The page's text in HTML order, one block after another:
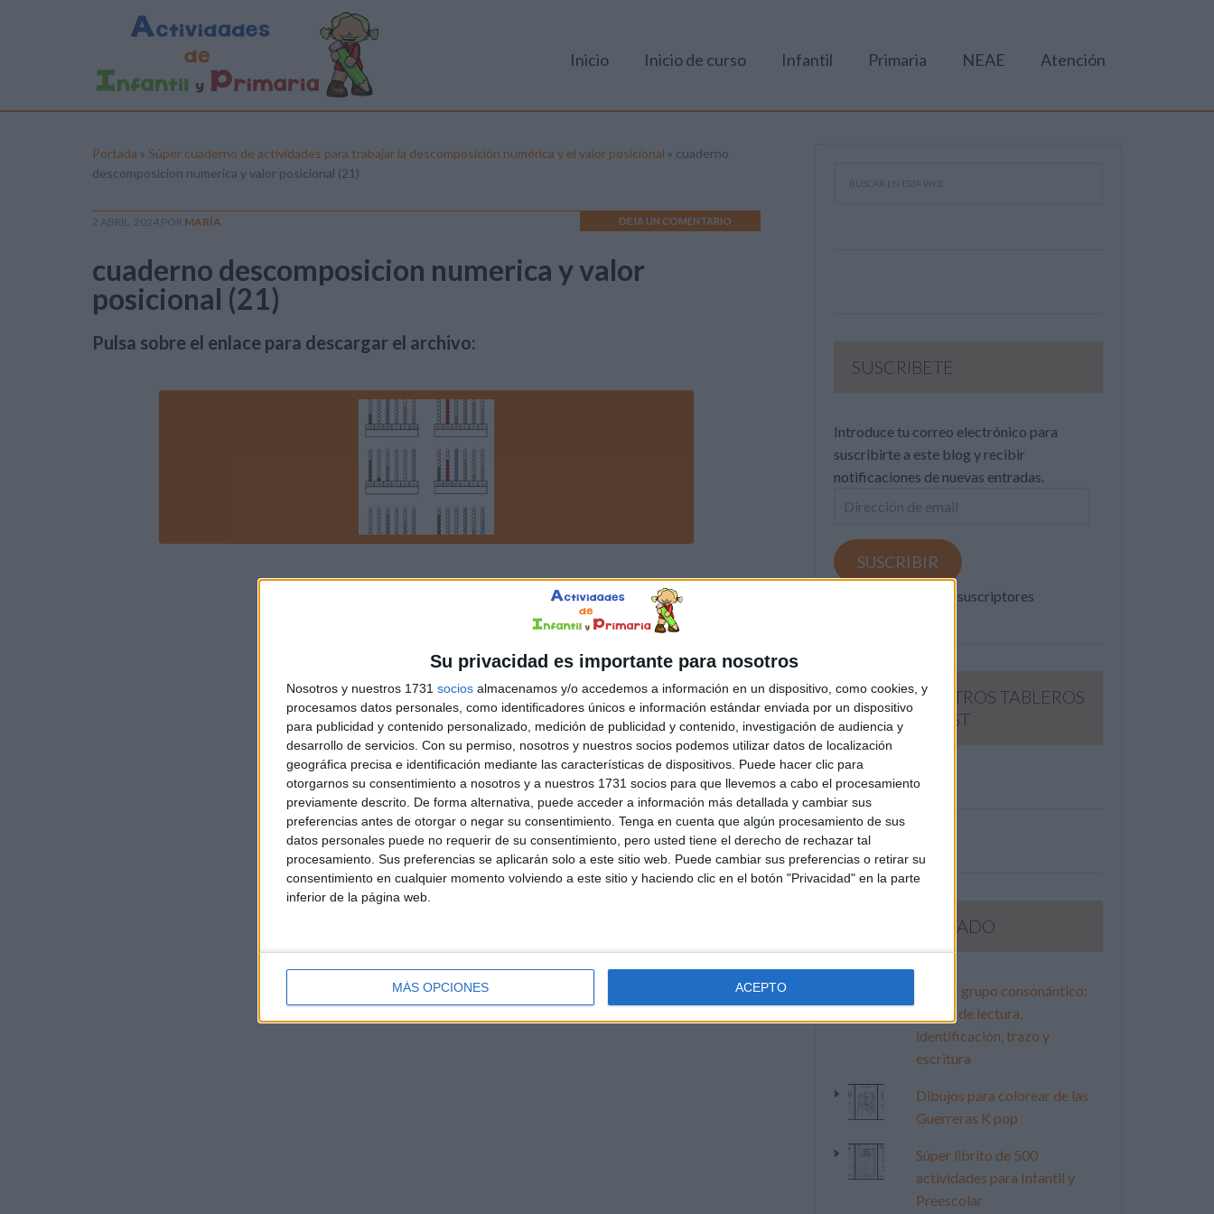
Su privacidad es importante para nosotros
Nosotros y nuestros 1731 socios almacenamos y/o accedemos a información en un dispositivo, como cookies, y
procesamos datos personales, como identificadores únicos e información estándar enviada por un dispositivo
para publicidad y contenido personalizado, medición de publicidad y contenido, investigación de audiencia y
desarrollo de servicios. Con su permiso, nosotros y nuestros socios podemos utilizar datos de localización
geográfica precisa e identificación mediante las características de dispositivos. Puede hacer clic para
otorgarnos su consentimiento a nosotros y a nuestros 1731 socios para que llevemos a cabo el procesamiento
previamente descrito. De forma alternativa, puede acceder a información más detallada y cambiar sus
preferencias antes de otorgar o negar su consentimiento. Tenga en cuenta que algún procesamiento de sus
datos personales puede no requerir de su consentimiento, pero usted tiene el derecho de rechazar tal
procesamiento. Sus preferencias se aplicarán solo a este sitio web. Puede cambiar sus preferencias o retirar su
consentimiento en cualquier momento volviendo a este sitio y haciendo clic en el botón "Privacidad" en la parte
inferior de la página web.
MÁS OPCIONES ACEPTO
Inicio Inicio de curso Infantil Primaria NEAE Atención
Portada » Súper cuaderno de actividades para trabajar la descomposición numérica y el valor posicional » cuaderno
descomposicion numerica y valor posicional (21)
2 ABRIL, 2024 POR MARÍA DEJA UN COMENTARIO
cuaderno descomposicion numerica y valor
posicional (21)
Pulsa sobre el enlace para descargar el archivo:
SUSCRIBETE
Introduce tu correo electrónico para
suscribirte a este blog y recibir
notificaciones de nuevas entradas.
Dirección
email
SUSCRIBIR
Únete a otros 371K suscriptores
SIGUE NUESTROS TABLEROS
EN PINTEREST
LO MÁS VISITADO
Primer grupo consonántico:
Fichas de lectura,
identificación, trazo y
escritura
Dibujos para colorear de las
Guerreras K pop
Súper librito de 500
actividades para Infantil y
Preescolar